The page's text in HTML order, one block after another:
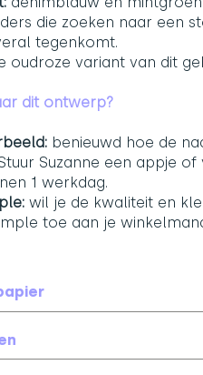
die zoeken naar een
tegenkomt.
oudroze variantvan dit
dit ontwerp?
benieuwd hoe de
Suzanne een appje
1 werkdag.
wil je de kwaliteit en
toe aan je